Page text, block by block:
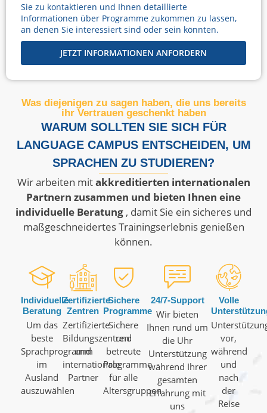
Sie zu kontaktieren und Ihnen detaillierte
Informationen über Programme zukommen zu lassen,
an denen Sie interessiert sind oder sein könnten.
JETZT INFORMATIONEN ANFORDERN
Was diejenigen zu sagen haben, die uns bereits
ihr Vertrauen geschenkt haben
WARUM SOLLTEN SIE SICH FÜR
LANGUAGE CAMPUS ENTSCHEIDEN, UM
SPRACHEN ZU STUDIEREN?
Wir arbeiten mitakkreditierten internationalen
Partnern zusammen und bieten Ihnen eine
individuelle Beratung , damit Sie ein sicheres und
maßgeschneidertes Trainingserlebnis genießen
können.
Individuelle
Beratung
Um das
beste
Sprachprogramm
im
Ausland
auszuwählen
Zertifizierte
Zentren
Zertifizierte
Bildungszentren
und
internationale
Partner
Sichere
Programme
Sichere
und
betreute
Programme
für alle
Altersgruppen
24/7-Support
Wir bieten
Ihnen rund um
die Uhr
Unterstützung
während Ihrer
gesamten
Erfahrung mit
uns
Volle
vor,
während
und
nach
der
Reise